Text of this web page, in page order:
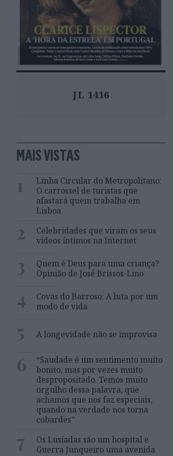
JL 1416
MAIS VISTAS
1
Linha Circular do Metropolitano:
O carrossel de turistas que
afastará quem trabalha em
Lisboa
2
Celebridades que viram os seus
vídeos íntimos na Internet
3
Quem é Deus para uma criança?
Opinião de José Brissos-Lino
4
Covas do Barroso: A luta por um
modo de vida
5 A longevidade não se improvisa
6
“Saudade é um sentimento muito
bonito, mas por vezes muito
despropositado. Temos muito
orgulho dessa palavra, que
achamos que nos faz especiais,
quando na verdade nos torna
cobardes’’
7
Os Lusíadas são um hospital e
Guerra Junqueiro uma avenida